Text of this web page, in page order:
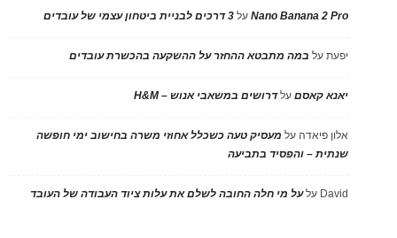
Nano Banana 2 Proעל 3 דרכים לבניית ביטחון עצמי של עובדים
יפעתעל במה מתבטא ההחזר על ההשקעה בהכשרת עובדים
יאנא קאסםעלדרושים במשאבי אנוש – H&M
אלון פיאדה על מעסיק טעה כשכלל אחוזי משרה בחישוב ימי חופשה
שנתית – והפסיד בתביעה
David עלעל מי חלה החובה לשלם את עלות ציוד העבודה של העובד